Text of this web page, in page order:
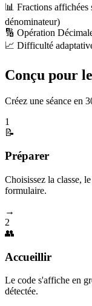
📊 Fractions affichées
dénominateur)
🔢 Opération
📈 Difficulté
Conçu pour
Créez une séance en
1
📝
Préparer
Choisissez la classe,
formulaire.
→
2
👥
Accueillir
Le code s'affiche en
détectée.